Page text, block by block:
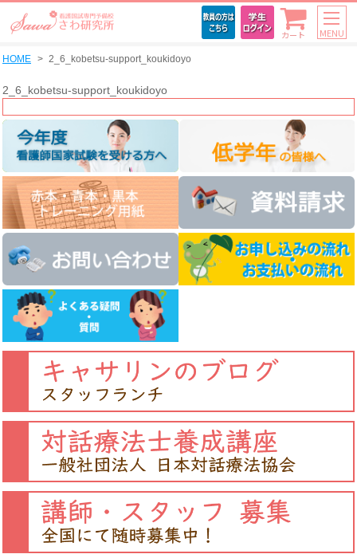
カート MENU
HOME 2_6_kobetsu-support_koukidoyo
2_6_kobetsu-support_koukidoyo